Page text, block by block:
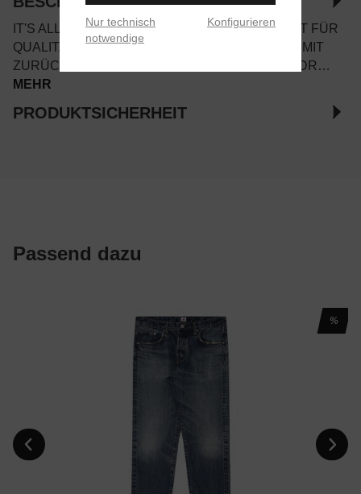
IT'S ALL ABOUT THE BASICS! REGARDS STEHT FÜR
QUALITATIV EXTREM HOCHWERTIGE BASICS MIT
ZURÜCKHALTENDEM LABELING FÜR EINEN "DR…
MEHR
PRODUKTSICHERHEIT
Passend dazu
%
Nur technisch
notwendige
Konfigurieren